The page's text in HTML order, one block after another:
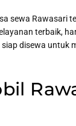
sewa Rawasari
terbaik,
disewa untuk